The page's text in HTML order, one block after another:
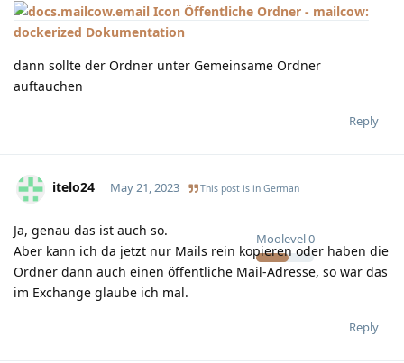
Öffentliche Ordner - mailcow:
dockerized Dokumentation
dann sollte der Ordner unter Gemeinsame Ordner
auftauchen
Reply
itelo24
Moolevel0
May 21, 2023 This post is in German
Ja, genau das ist auch so.
Aber kann ich da jetzt nur Mails rein kopieren oder haben die
Ordner dann auch einen öffentliche Mail-Adresse, so war das
im Exchange glaube ich mal.
Reply